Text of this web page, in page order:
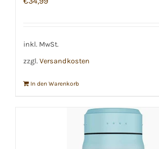
inkl. MwSt.
zzgl. Versandkosten
In den Warenkorb